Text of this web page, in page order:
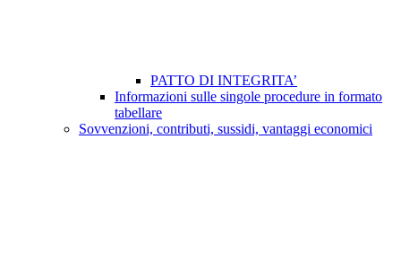
PATTO DI INTEGRITA’
Informazioni sulle singole procedure in formato
tabellare
Sovvenzioni, contributi, sussidi, vantaggi economici